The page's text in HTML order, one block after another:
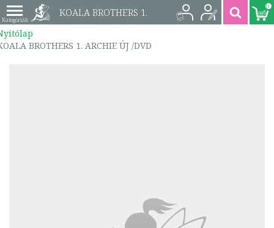
KOALA BROTHERS 1.
0
BROTHERS 1. ARCHIE ÚJ /DVD